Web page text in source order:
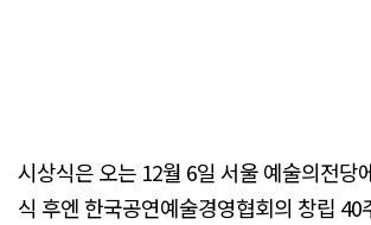
시상식은 오는 12월 6일 서울 예술의전당
식 후엔 한국공연예술경영협회의 창립 40